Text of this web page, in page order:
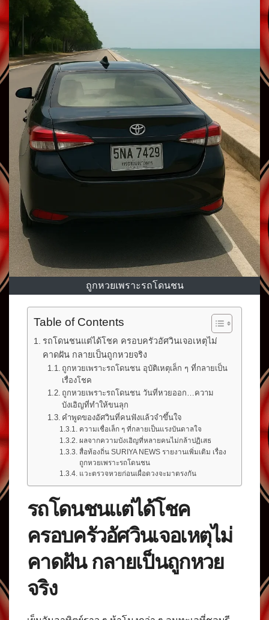
ถูกหวยเพราะรถโดนชน
Table of Contents
รถโดนชนแต่ได้โชค ครอบครัวอัศวินเจอเหตุไม่
คาดฝัน กลายเป็นถูกหวยจริง
ถูกหวยเพราะรถโดนชน อุบัติเหตุเล็ก ๆ ที่กลายเป็น
เรื่องโชค
ถูกหวยเพราะรถโดนชน วันที่หวยออก…ความ
บังเอิญที่ทำให้ขนลุก
คำพูดของอัศวินที่คนฟังแล้วจำขึ้นใจ
ความเชื่อเล็ก ๆ ที่กลายเป็นแรงบันดาลใจ
ผลจากความบังเอิญที่หลายคนไม่กล้าปฏิเสธ
สื่อท้องถิ่น SURIYA NEWS รายงานเพิ่มเติม เรื่อง
ถูกหวยเพราะรถโดนชน
แวะตรวจหวยก่อนเผื่อดวงจะมาตรงกัน
รถโดนชนแต่ได้โชค
ครอบครัวอัศวินเจอเหตุไม่
คาดฝัน กลายเป็นถูกหวย
จริง